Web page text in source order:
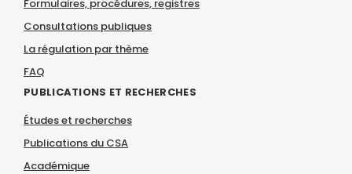
Formulaires, procédures, registres
Consultations publiques
La régulation par thème
FAQ
PUBLICATIONS ET RECHERCHES
Études et recherches
Publications du CSA
Académique